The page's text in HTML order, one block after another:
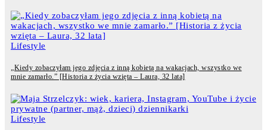
Lifestyle
„Kiedy zobaczyłam jego zdjęcia z inną kobietą na wakacjach, wszystko we
mnie zamarło.” [Historia z życia wzięta – Laura, 32 lata]
Lifestyle